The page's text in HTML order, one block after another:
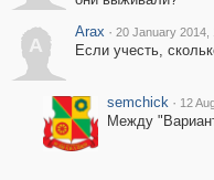
A
Arax · 20 January 2014,
Если учесть,
semchick · 12
Между